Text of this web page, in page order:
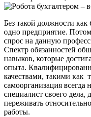
Без такой должности как
одно предприятие.
спрос на данную
Спектр обязанностей
навыков, которые
опыта.
качествами, такими как
самоорганизация всегда
специалист своего
переживать
работы.